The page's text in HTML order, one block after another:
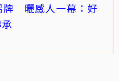
牌 曬感人一幕：好